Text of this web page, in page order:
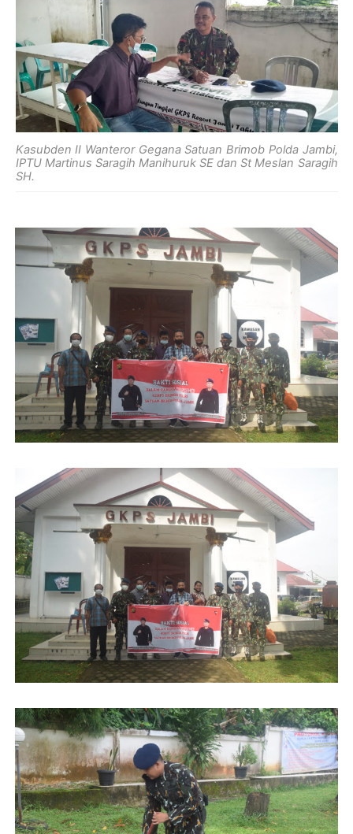
Kasubden II Wanteror Gegana Satuan Brimob Polda Jambi,
IPTU Martinus Saragih Manihuruk SE dan St Meslan Saragih
SH.